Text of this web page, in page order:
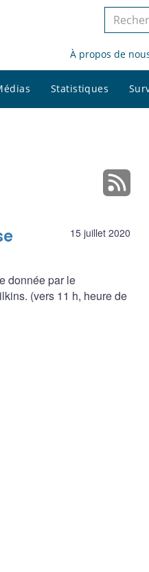
le
site
À propos de
Statistiques
15 juillet 2020
donnée par le
(vers 11 h, heure de